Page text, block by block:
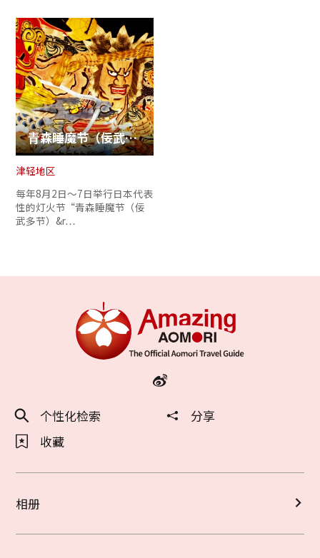
青森睡魔节（佞武多节）
津轻地区
每年8月2日～7日举行日本代表
性的灯火节“青森睡魔节（佞
武多节）&r…
个性化检索
分享
收藏
相册
复制链接